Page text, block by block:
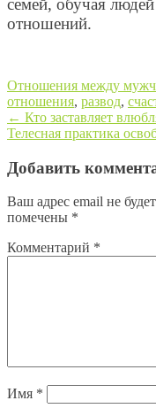
семей, обучая
отношений.
Отношения между
отношения, развод,
Post navigation
← Кто заставляет
Телесная практика
Добавить
Ваш адрес email не
помечены *
Комментарий *
Имя *